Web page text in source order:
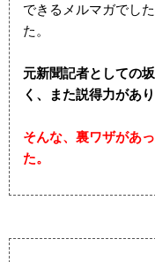
できるメルマガでし
た。
元新聞記者としての
く、また説得力があり
そんな、裏ワザがあ
た。